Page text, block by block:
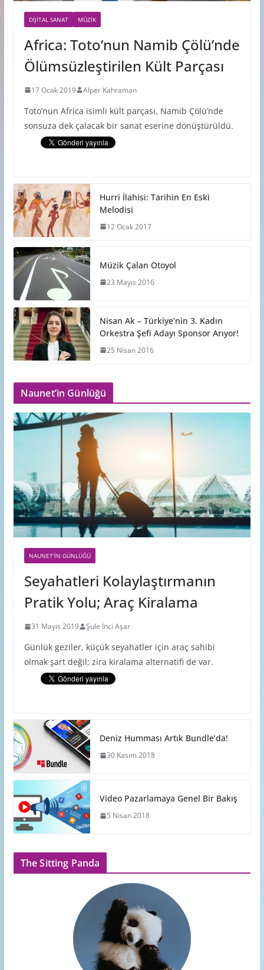
DIJITAL SANAT MÜZIK
Africa: Toto’nun Namib Çölü’nde
Ölümsüzleştirilen Kült Parçası
17 Ocak 2019 Alper Kahraman
Toto’nun Africa isimli kült parçası, Namib Çölü’nde
sonsuza dek çalacak bir sanat eserine dönüştürüldü.
Hurri İlahisi: Tarihin En Eski
Melodisi
12 Ocak 2017
Müzik Çalan Otoyol
23 Mayıs 2016
Nisan Ak – Türkiye’nin 3. Kadın
Orkestra Şefi Adayı Sponsor Arıyor!
25 Nisan 2016
Naunet’in Günlüğü
NAUNET'IN GÜNLÜĞÜ
Seyahatleri Kolaylaştırmanın
Pratik Yolu; Araç Kiralama
31 Mayıs 2019 Şule İnci Aşar
Günlük geziler, küçük seyahatler için araç sahibi
olmak şart değil; zira kiralama alternatifi de var.
Deniz Humması Artık Bundle’da!
30 Kasım 2018
Video Pazarlamaya Genel Bir Bakış
5 Nisan 2018
The Sitting Panda